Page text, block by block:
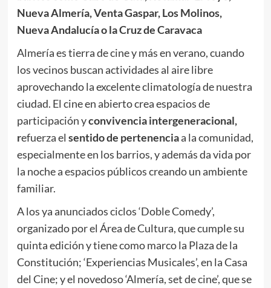
Nueva Almería, Venta Gaspar, Los Molinos,
Nueva Andalucía o la Cruz de Caravaca
Almería es tierra de cine y más en verano, cuando
los vecinos buscan actividades al aire libre
aprovechando la excelente climatología de nuestra
ciudad. El cine en abierto crea espacios de
participación yconvivencia intergeneracional,
refuerza el sentido de pertenenciaa la comunidad,
especialmente en los barrios, y además da vida por
la noche a espacios públicos creando un ambiente
familiar.
A los ya anunciados ciclos ‘Doble Comedy’,
organizado por el Área de Cultura, que cumple su
quinta edición y tiene como marco la Plaza de la
Constitución; ‘Experiencias Musicales’, en la Casa
del Cine; y el novedoso ‘Almería, set de cine’, que se